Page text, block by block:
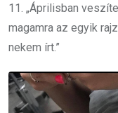
11. „Áprilisban
magamra az egyik
nekem írt.”